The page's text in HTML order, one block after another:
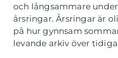
och långsammare
årsringar. Årsringar är
på hur gynnsam
levande arkiv över